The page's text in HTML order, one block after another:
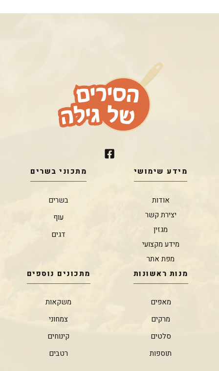
מידע שימושי
אודות
יצירת קשר
מגזין
מידע מקצועי
מפת אתר
מתכוני בשרים
בשרים
עוף
דגים
מנות ראשונות
מאפים
מרקים
סלטים
תוספות
מתכונים נוספים
משקאות
צמחוני
קינוחים
רטבים